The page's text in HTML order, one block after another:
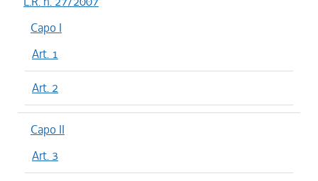
Capo I
Art. 1
Art. 2
Capo II
Art. 3